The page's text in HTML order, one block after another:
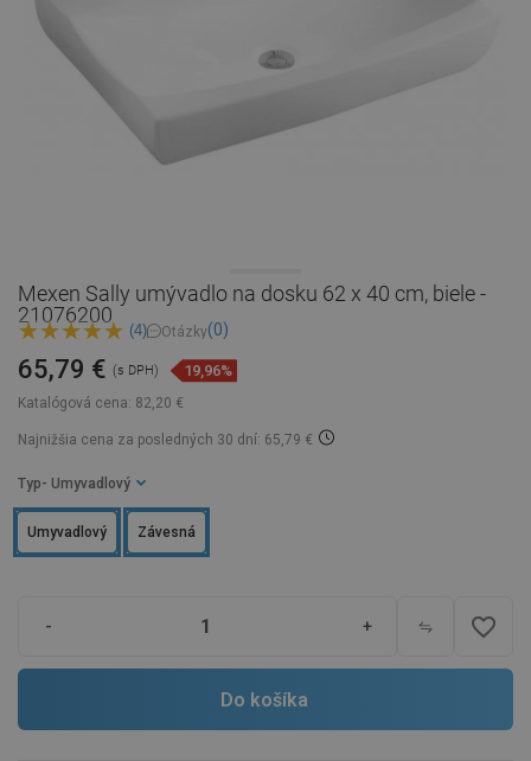
Mexen Sally umývadlo na dosku 62 x 40 cm, biele -
21076200
(4) Otázky(0)
Katalógová cena: 82,20 €
65,79 € (s DPH) 19,96%
Najnižšia cena za posledných 30 dní: 65,79 €
Typ - Umyvadlový
Závesná
Umyvadlový
- + favorite_border
Do košíka